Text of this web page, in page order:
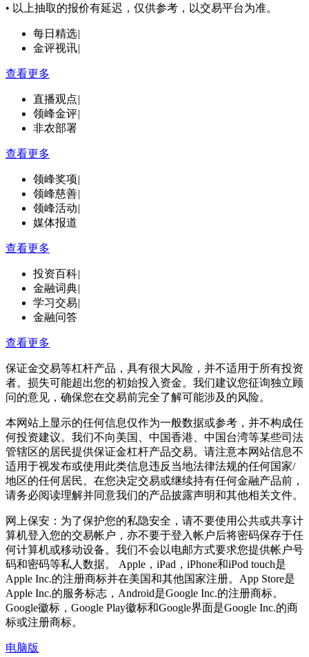
• 以上抽取的报价有延迟，仅供参考，以交易平台为准。
每日精选|
金评视讯|
查看更多
直播观点|
领峰金评|
非农部署
查看更多
领峰奖项|
领峰慈善|
领峰活动|
媒体报道
查看更多
投资百科|
金融词典|
学习交易|
金融问答
查看更多
保证金交易等杠杆产品，具有很大风险，并不适用于所有投资
者。损失可能超出您的初始投入资金。我们建议您征询独立顾
问的意见，确保您在交易前完全了解可能涉及的风险。
本网站上显示的任何信息仅作为一般数据或参考，并不构成任
何投资建议。我们不向美国、中国香港、中国台湾等某些司法
管辖区的居民提供保证金杠杆产品交易。请注意本网站信息不
适用于视发布或使用此类信息违反当地法律法规的任何国家/
地区的任何居民。在您决定交易或继续持有任何金融产品前，
请务必阅读理解并同意我们的产品披露声明和其他相关文件。
网上保安：为了保护您的私隐安全，请不要使用公共或共享计
算机登入您的交易帐户，亦不要于登入帐户后将密码保存于任
何计算机或移动设备。我们不会以电邮方式要求您提供帐户号
码和密码等私人数据。 Apple，iPad，iPhone和iPod touch是
Apple Inc.的注册商标并在美国和其他国家注册。App Store是
Apple Inc.的服务标志，Android是Google Inc.的注册商标。
Google徽标，Google Play徽标和Google界面是Google Inc.的商
标或注册商标。
电脑版